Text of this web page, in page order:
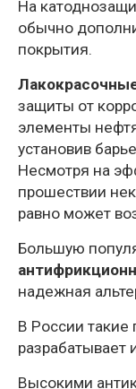
На
обычно
покрытия.
защиты от
элементы
установив
Несмотря на
прошествии
равно может
Большую
надежная
В России
Высокими